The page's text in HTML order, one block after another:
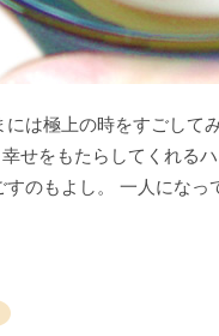
は極上の時をすごして
せをもたらしてくれる
のもよし。 一人にな